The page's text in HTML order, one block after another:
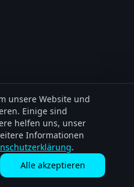
unsere Website und
Einige sind
helfen uns, unser
Informationen
.
Alle akzeptieren
Rechte vorbehalten.
AI Era.